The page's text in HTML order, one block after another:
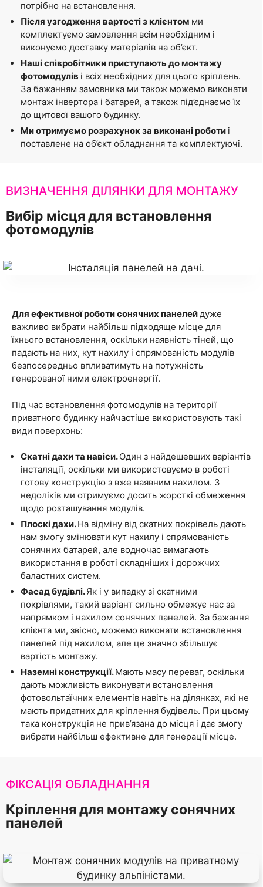
потрібно на встановлення.
Після узгодження вартості з клієнтом ми
комплектуємо замовлення всім необхідним і
виконуємо доставку матеріалів на об’єкт.
Наші співробітники приступають до монтажу
фотомодулів і всіх необхідних для цього кріплень.
За бажанням замовника ми також можемо виконати
монтаж інвертора і батарей, а також під’єднаємо їх
до щитової вашого будинку.
Ми отримуємо розрахунок за виконані роботи і
поставлене на об’єкт обладнання та комплектуючі.
ВИЗНАЧЕННЯ ДІЛЯНКИ ДЛЯ МОНТАЖУ
Вибір місця для встановлення
фотомодулів
Для ефективної роботи сонячних панелейдуже
важливо вибрати найбільш підходяще місце для
їхнього встановлення, оскільки наявність тіней, що
падають на них, кут нахилу і спрямованість модулів
безпосередньо впливатимуть на потужність
генерованої ними електроенергії.
Під час встановлення фотомодулів на території
приватного будинку найчастіше використовують такі
види поверхонь:
Скатні дахи та навіси.Один з найдешевших варіантів
інсталяції, оскільки ми використовуємо в роботі
готову конструкцію з вже наявним нахилом. З
недоліків ми отримуємо досить жорсткі обмеження
щодо розташування модулів.
Плоскі дахи.На відміну від скатних покрівель дають
нам змогу змінювати кут нахилу і спрямованість
сонячних батарей, але водночас вимагають
використання в роботі складніших і дорожчих
баластних систем.
Фасад будівлі.Як і у випадку зі скатними
покрівлями, такий варіант сильно обмежує нас за
напрямком і нахилом сонячних панелей. За бажання
клієнта ми, звісно, можемо виконати встановлення
панелей під нахилом, але це значно збільшує
вартість монтажу.
Наземні конструкції.Мають масу переваг, оскільки
дають можливість виконувати встановлення
фотовольтаїчних елементів навіть на ділянках, які не
мають придатних для кріплення будівель. При цьому
така конструкція не прив’язана до місця і дає змогу
вибрати найбільш ефективне для генерації місце.
ФІКСАЦІЯ ОБЛАДНАННЯ
Кріплення для монтажу сонячних
панелей